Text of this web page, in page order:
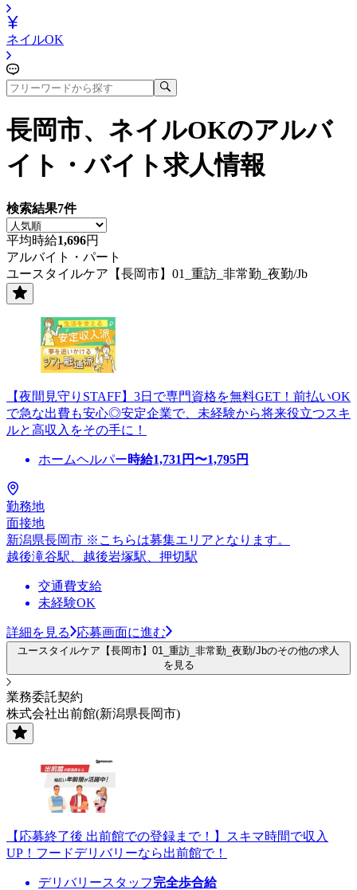
ネイルOK
長岡市、ネイルOKのアルバ
イト・バイト求人情報
検索結果7件
平均時給1,696円
アルバイト・パート
ユースタイルケア【長岡市】01_重訪_非常勤_夜勤/Jb
【夜間見守りSTAFF】3日で専門資格を無料GET！前払いOK
で急な出費も安心◎安定企業で、未経験から将来役立つスキ
ルと高収入をその手に！
ホームヘルパー時給1,731 円〜1,795円
勤務地
面接地
新潟県長岡市 ※こちらは募集エリアとなります。
越後滝谷駅、越後岩塚駅、押切駅
交通費支給
未経験OK
詳細を見る 応募画面に進む
ユースタイルケア【長岡市】01_重訪_非常勤_夜勤/Jbのその他の求人
を見る
業務委託契約
株式会社出前館(新潟県長岡市)
【応募終了後 出前館での登録まで！】スキマ時間で収入
UP！フードデリバリーなら出前館で！
デリバリースタッフ完全歩合給